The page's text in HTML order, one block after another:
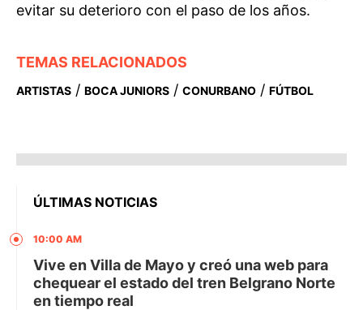
evitar su deterioro con el paso de los años.
TEMAS RELACIONADOS
ARTISTAS / BOCA JUNIORS / CONURBANO / FÚTBOL
ÚLTIMAS NOTICIAS
10:00 AM
Vive en Villa de Mayo y creó una web para
chequear el estado del tren Belgrano Norte
en tiempo real